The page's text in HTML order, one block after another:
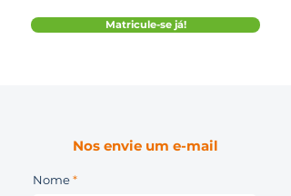
Matricule-se já!
Nos envie um e-mail
Nome